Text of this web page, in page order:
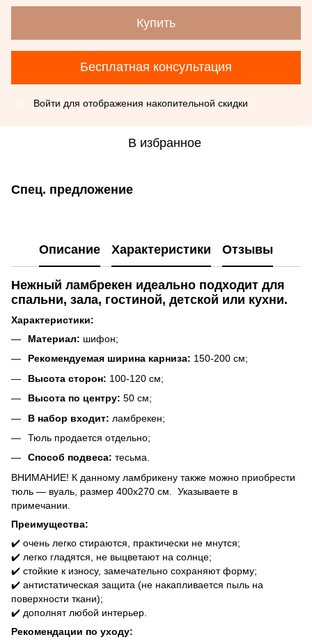
Купить
Бесплатная консультация
Войти для отображения накопительной скидки
В избранное
Спец. предложение
Описание Характеристики Отзывы
Нежный ламбрекен идеально подходит для
спальни, зала, гостиной, детской или кухни.
Характеристики:
Материал: шифон;
Рекомендуемая ширина карниза: 150-200 см;
Высота сторон: 100-120 см;
Высота по центру: 50 см;
В набор входит: ламбрекен;
Тюль продается отдельно;
Способ подвеса: тесьма.
ВНИМАНИЕ! К данному ламбрикену также можно приобрести
тюль ― вуаль, размер 400х270 см. Указываете в
примечании.
Преимущества:
✔️ очень легко стираются, практически не мнутся;
✔️ легко гладятся, не выцветают на солнце;
✔️ стойкие к износу, замечательно сохраняют форму;
✔️ антистатическая защита (не накапливается пыль на
поверхности ткани);
✔️ дополнят любой интерьер.
Рекомендации по уходу: